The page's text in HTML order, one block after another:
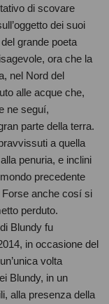
di scovare
dei suoi
grande poeta
ora che la
nel Nord del
alle acque che,
ne seguí,
parte della terra.
a quella
penuria, e inclini
precedente
anche cosí si
perduto.
Blundy fu
in occasione del
volta
Blundy, in un
alla presenza della